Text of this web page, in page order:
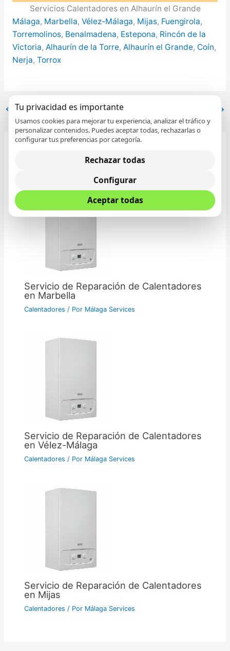
Servicios Calentadores en Alhaurín el Grande
Málaga, Marbella, Vélez-Málaga, Mijas, Fuengirola,
Torremolinos, Benalmadena, Estepona, Rincón de la
Victoria, Alhaurín de la Torre, Alhaurín el Grande, Coín,
Nerja, Torrox
← Entrada anterior →
Entradas relacionadas
Servicio de Reparación de Calentadores
en Marbella
Calentadores / Por Málaga Services
Servicio de Reparación de Calentadores
en Vélez-Málaga
Calentadores / Por Málaga Services
Servicio de Reparación de Calentadores
en Mijas
Calentadores / Por Málaga Services
Tu privacidad es importante
Usamos cookies para mejorar tu experiencia, analizar el tráfico y
personalizar contenidos. Puedes aceptar todas, rechazarlas o
configurar tus preferencias por categoría.
Rechazar todas
Configurar
Aceptar todas